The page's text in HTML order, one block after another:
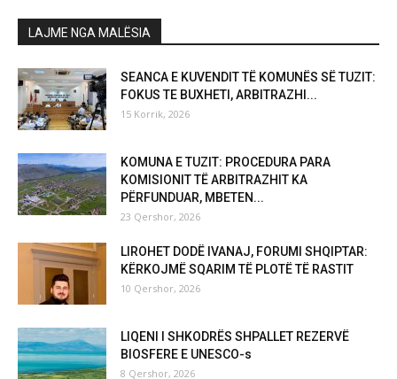
LAJME NGA MALËSIA
SEANCA E KUVENDIT TË KOMUNËS SË TUZIT:
FOKUS TE BUXHETI, ARBITRAZHI...
15 Korrik, 2026
KOMUNA E TUZIT: PROCEDURA PARA
KOMISIONIT TË ARBITRAZHIT KA
PËRFUNDUAR, MBETEN...
23 Qershor, 2026
LIROHET DODË IVANAJ, FORUMI SHQIPTAR:
KËRKOJMË SQARIM TË PLOTË TË RASTIT
10 Qershor, 2026
LIQENI I SHKODRËS SHPALLET REZERVË
BIOSFERE E UNESCO-s
8 Qershor, 2026